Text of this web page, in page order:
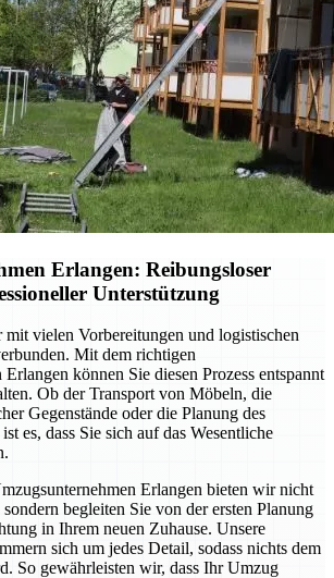
Erlangen: Reibungsloser
Unterstützung
vielen Vorbereitungen und logistischen
Mit dem richtigen
können Sie diesen Prozess entspannt
Ob der Transport von Möbeln, die
Gegenstände oder die Planung des
es, dass Sie sich auf das Wesentliche
Erlangen bieten wir nicht
begleiten Sie von der ersten Planung
in Ihrem neuen Zuhause. Unsere
sich um jedes Detail, sodass nichts dem
So gewährleisten wir, dass Ihr Umzug